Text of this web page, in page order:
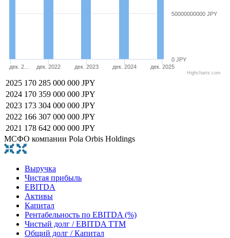
дек. 2… дек. 2022 дек. 2023 дек. 2024 дек. 2025
0 JPY
50000000000 JPY
Highcharts.com
2025 170 285 000 000 JPY
2024 170 359 000 000 JPY
2023 173 304 000 000 JPY
2022 166 307 000 000 JPY
2021 178 642 000 000 JPY
МСФО компании Pola Orbis Holdings
Выручка
Чистая прибыль
EBITDA
Активы
Капитал
Рентабельность по EBITDA (%)
Чистый долг / EBITDA TTM
Общий долг / Капитал